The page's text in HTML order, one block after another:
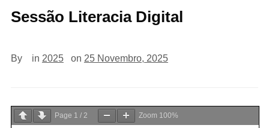
Sessão Literacia Digital
By in 2025 on 25 Novembro, 2025
Page 1 / 2 Zoom 100%